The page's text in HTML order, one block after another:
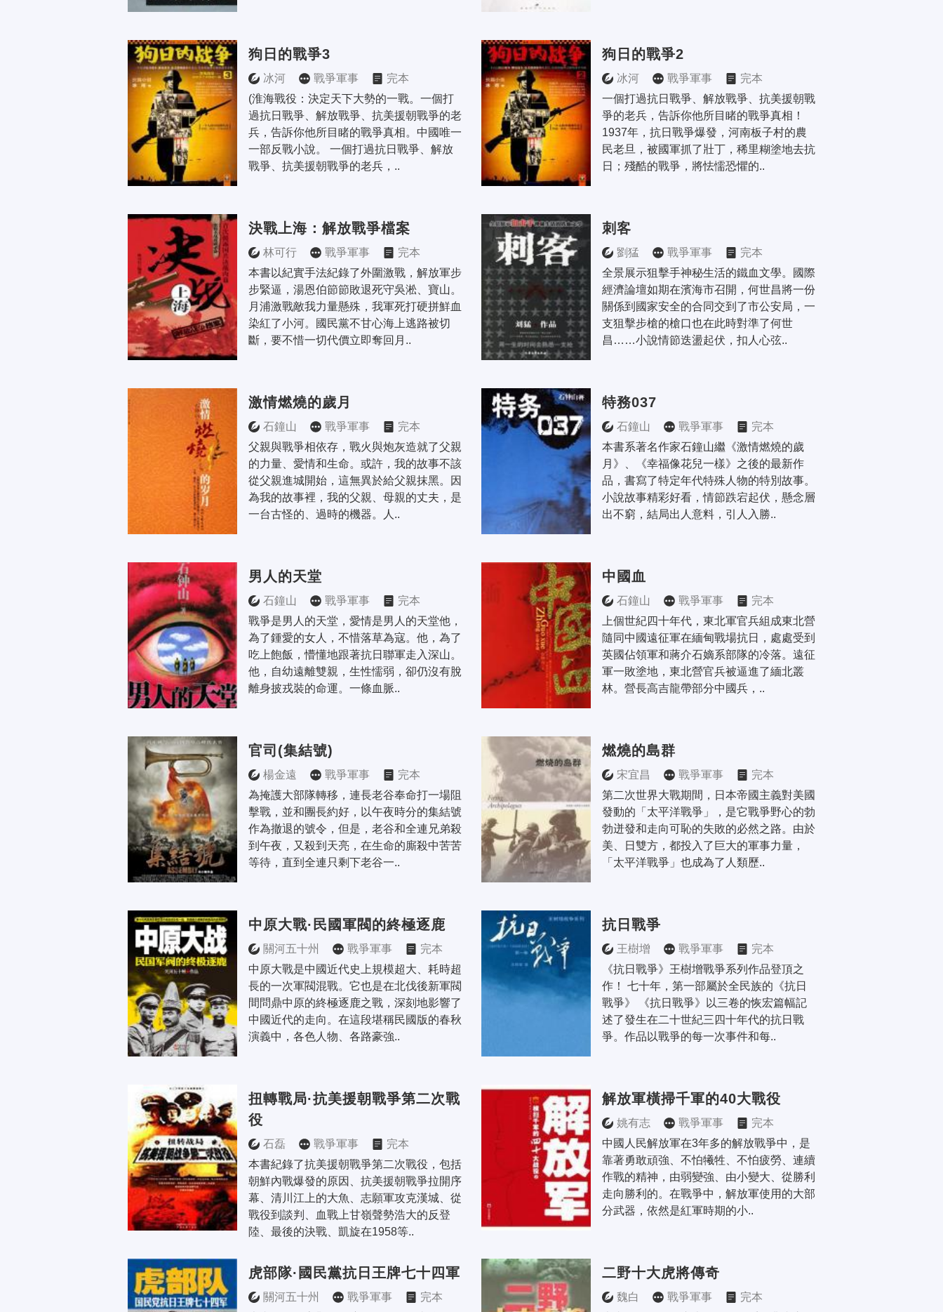
狗日的戰爭3
冰河 戰爭軍事
完本
(淮海戰役：決定天下大勢的一戰。一個打
過抗日戰爭、解放戰爭、抗美援朝戰爭的老
兵，告訴你他所目睹的戰爭真相。中國唯一
一部反戰小說。 一個打過抗日戰爭、解放
戰爭、抗美援朝戰爭的老兵，..
狗日的戰爭2
冰河 戰爭軍事
完本
一個打過抗日戰爭、解放戰爭、抗美援朝戰
爭的老兵，告訴你他所目睹的戰爭真相！
1937年，抗日戰爭爆發，河南板子村的農
民老旦，被國軍抓了壯丁，稀里糊塗地去抗
日；殘酷的戰爭，將怯懦恐懼的..
決戰上海：解放戰爭檔案
林可行 戰爭軍事
完本
本書以紀實手法紀錄了外圍激戰，解放軍步
步緊逼，湯恩伯節節敗退死守吳淞、寶山。
月浦激戰敵我力量懸殊，我軍死打硬拼鮮血
染紅了小河。國民黨不甘心海上逃路被切
斷，要不惜一切代價立即奪回月..
刺客
劉猛 戰爭軍事
完本
全景展示狙擊手神秘生活的鐵血文學。國際
經濟論壇如期在濱海市召開，何世昌將一份
關係到國家安全的合同交到了市公安局，一
支狙擊步槍的槍口也在此時對準了何世
昌……小說情節迭盪起伏，扣人心弦..
激情燃燒的歲月
石鐘山 戰爭軍事
完本
父親與戰爭相依存，戰火與炮灰造就了父親
的力量、愛情和生命。或許，我的故事不該
從父親進城開始，這無異於給父親抹黑。因
為我的故事裡，我的父親、母親的丈夫，是
一台古怪的、過時的機器。人..
特務037
石鐘山 戰爭軍事
完本
本書系著名作家石鐘山繼《激情燃燒的歲
月》、《幸福像花兒一樣》之後的最新作
品，書寫了特定年代特殊人物的特別故事。
小說故事精彩好看，情節跌宕起伏，懸念層
出不窮，結局出人意料，引人入勝..
男人的天堂
石鐘山 戰爭軍事
完本
戰爭是男人的天堂，愛情是男人的天堂他，
為了鍾愛的女人，不惜落草為寇。他，為了
吃上飽飯，懵懂地跟著抗日聯軍走入深山。
他，自幼遠離雙親，生性懦弱，卻仍沒有脫
離身披戎裝的命運。一條血脈..
中國血
石鐘山 戰爭軍事
完本
上個世紀四十年代，東北軍官兵組成東北營
隨同中國遠征軍在緬甸戰場抗日，處處受到
英國佔領軍和蔣介石嫡系部隊的冷落。遠征
軍一敗塗地，東北營官兵被逼進了緬北叢
林。營長高吉龍帶部分中國兵，..
官司(集結號)
楊金遠 戰爭軍事
完本
為掩護大部隊轉移，連長老谷奉命打一場阻
擊戰，並和團長約好，以午夜時分的集結號
作為撤退的號令，但是，老谷和全連兄弟殺
到午夜，又殺到天亮，在生命的廝殺中苦苦
等待，直到全連只剩下老谷一..
燃燒的島群
宋宜昌 戰爭軍事
完本
第二次世界大戰期間，日本帝國主義對美國
發動的「太平洋戰爭」，是它戰爭野心的勃
勃迸發和走向可恥的失敗的必然之路。由於
美、日雙方，都投入了巨大的軍事力量，
「太平洋戰爭」也成為了人類歷..
中原大戰·民國軍閥的終極逐鹿
關河五十州 戰爭軍事
完本
中原大戰是中國近代史上規模超大、耗時超
長的一次軍閥混戰。它也是在北伐後新軍閥
間問鼎中原的終極逐鹿之戰，深刻地影響了
中國近代的走向。在這段堪稱民國版的春秋
演義中，各色人物、各路豪強..
抗日戰爭
王樹增 戰爭軍事
完本
《抗日戰爭》王樹增戰爭系列作品登頂之
作！ 七十年，第一部屬於全民族的《抗日
戰爭》 《抗日戰爭》以三卷的恢宏篇幅記
述了發生在二十世紀三四十年代的抗日戰
爭。作品以戰爭的每一次事件和每..
扭轉戰局·抗美援朝戰爭第二次戰
役
石磊 戰爭軍事
完本
本書紀錄了抗美援朝戰爭第二次戰役，包括
朝鮮內戰爆發的原因、抗美援朝戰爭拉開序
幕、清川江上的大魚、志願軍攻克漢城、從
戰役到談判、血戰上甘嶺聲勢浩大的反登
陸、最後的決戰、凱旋在1958等..
解放軍橫掃千軍的40大戰役
姚有志 戰爭軍事
完本
中國人民解放軍在3年多的解放戰爭中，是
靠著勇敢頑強、不怕犧牲、不怕疲勞、連續
作戰的精神，由弱變強、由小變大、從勝利
走向勝利的。在戰爭中，解放軍使用的大部
分武器，依然是紅軍時期的小..
虎部隊·國民黨抗日王牌七十四軍
關河五十州 戰爭軍事
完本
二野十大虎將傳奇
魏白 戰爭軍事
完本